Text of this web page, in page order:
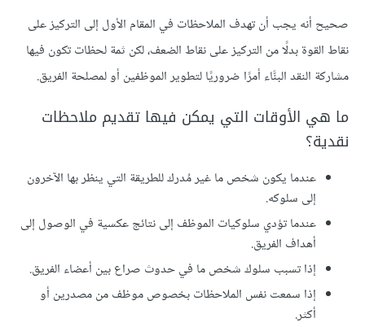
صحيح أنه يجب أن تهدف الملاحظات في المقام الأول إلى التركيز على
نقاط القوة بدلًا من التركيز على نقاط الضعف، لكن ثمة لحظات تكون فيها
مشاركة النقد البنَّاء أمرًا ضروريًا لتطوير الموظفين أو لمصلحة الفريق.
ما هي الأوقات التي يمكن فيها تقديم ملاحظات
نقدية؟
عندما يكون شخص ما غير مُدرك للطريقة التي ينظر بها الآخرون
إلى سلوكه.
عندما تؤدي سلوكيات الموظف إلى نتائج عكسية في الوصول إلى
أهداف الفريق.
إذا تسبب سلوك شخص ما في حدوث صراع بين أعضاء الفريق.
إذا سمعت نفس الملاحظات بخصوص موظف من مصدرين أو
أكثر.